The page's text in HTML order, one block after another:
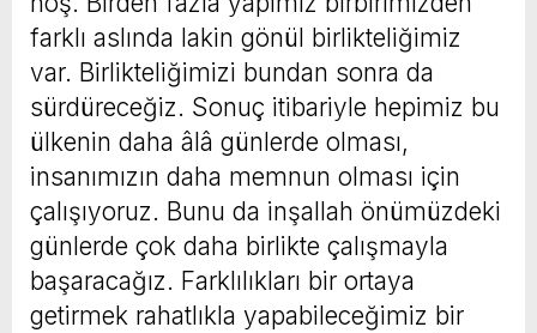
farklı aslında lakin gönül birlikteliğimiz
var. Birlikteliğimizi bundan sonra da
sürdüreceğiz. Sonuç itibariyle hepimiz bu
ülkenin daha âlâ günlerde olması,
insanımızın daha memnun olması için
çalışıyoruz. Bunu da inşallah önümüzdeki
günlerde çok daha birlikte çalışmayla
başaracağız. Farklılıkları bir ortaya
getirmek rahatlıkla yapabileceğimiz bir